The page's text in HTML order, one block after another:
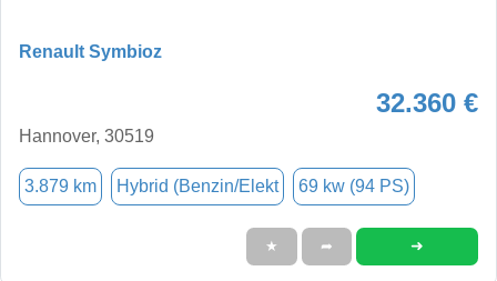
Renault Symbioz
32.360 €
Hannover, 30519
3.879 km Hybrid (Benzin/Elekt 69 kw (94 PS)
★ ➦ ➜